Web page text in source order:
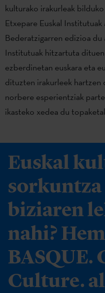
kulturako irakurleak
Etxepare Euskal
Bederatzigarren edizioa du
Institutuak hitzartuta
ezberdinetan euskara eta
dituzten irakurleek
norbere esperientziak
ikasteko xedea du
Euskal
biziaren
nahi?
BASQUE.
Culture.